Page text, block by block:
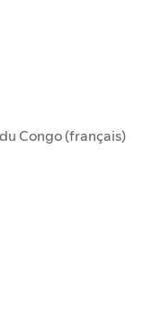
Congo (français)